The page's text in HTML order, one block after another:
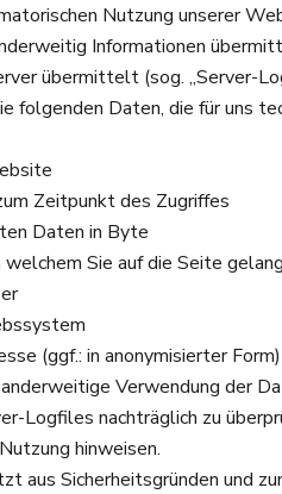
Nutzung unserer
Informationen
übermittelt (sog. „Server-
folgenden Daten, die für uns
Zeitpunkt des Zugriffes
Daten in Byte
Sie auf die Seite
(ggf.: in anonymisierter Form)
Verwendung der
Logfiles nachträglich zu
hinweisen.
aus Sicherheitsgründen und